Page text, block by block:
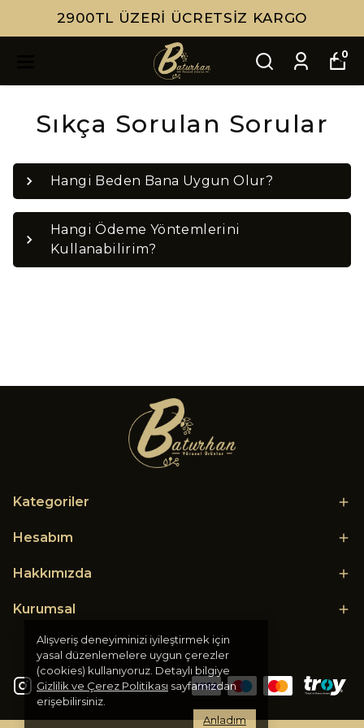
2900TL ÜZERI ÜCRETSIZ KARGO
0
Alışveriş deneyiminizi iyileştirmek için
yasal düzenlemelere uygun çerezler
(cookies) kullanıyoruz. Detaylı bilgiye
Gizlilik ve Çerez Politikası sayfamızdan
erişebilirsiniz.
Anladım
Sıkça Sorulan Sorular
Hangi Beden Bana Uygun Olur?
Hangi Ödeme Yöntemlerini
Kullanabilirim?
Kategoriler
Hesabım
Hakkımızda
Kurumsal